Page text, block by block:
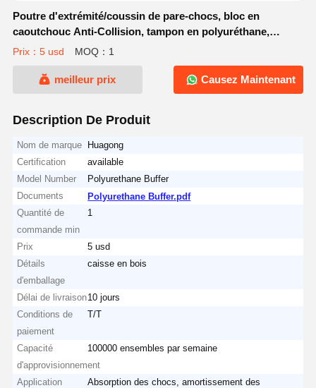
Poutre d'extrémité/coussin de pare-chocs, bloc en
caoutchouc Anti-Collision, tampon en polyuréthane,
élévateur pour pièces de machines de Construction, JHQ-
Prix：5 usd MOQ：1
meilleur prix Causez Maintenant
Description De Produit
Nom de marque
Huagong
Certification
available
Model Number
Polyurethane Buffer
Documents
Polyurethane Buffer.pdf
Quantité de
commande min
1
Prix
5 usd
Détails
d'emballage
caisse en bois
Délai de livraison10 jours
Conditions de
paiement
T/T
Capacité
d'approvisionnement
100000 ensembles par semaine
Application
Absorption des chocs, amortissement des